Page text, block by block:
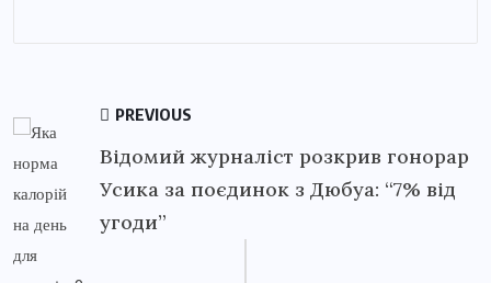
PREVIOUS
Відомий журналіст розкрив гонорар
Усика за поєдинок з Дюбуа: “7% від
угоди”